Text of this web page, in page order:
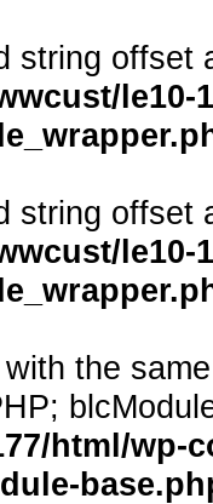
string offset
string offset
the
html/